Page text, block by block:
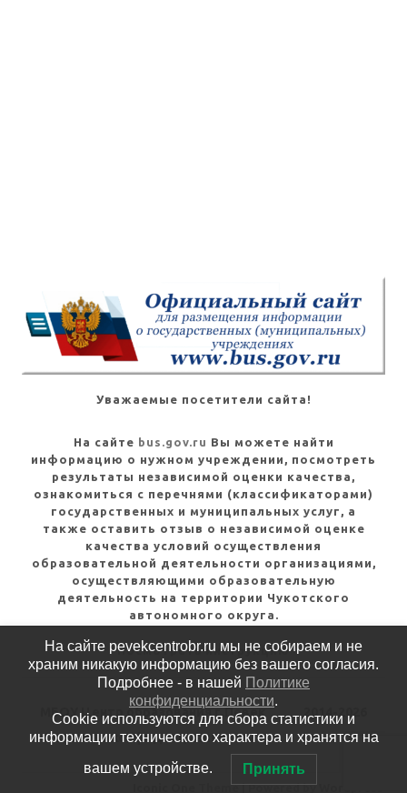
Уважаемые посетители сайта!
На сайте bus.gov.ru Вы можете найти
информацию о нужном учреждении, посмотреть
результаты независимой оценки качества,
ознакомиться с перечнями (классификаторами)
государственных и муниципальных услуг, а
также оставить отзыв о независимой оценке
качества условий осуществления
образовательной деятельности организациями,
осуществляющими образовательную
деятельность на территории Чукотского
автономного округа.
Посмотреть инструкцию
МБОУ Центр образования г.Певек
Политика конфиденциальности
2014-2026
Theme | Powered by
На сайте pevekcentrobr.ru мы не собираем и не
храним никакую информацию без вашего согласия.
Подробнее - в нашей Политике
конфиденциальности.
Cookie используются для сбора статистики и
информации технического характера и хранятся на
вашем устройстве. Принять